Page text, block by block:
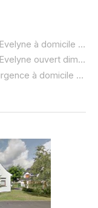
Médecin cabinet du Docteur Delaunay Evelyne à domicile :
Médecin cabinet du Docteur Delaunay Evelyne ouvert dimanche :
cabinet du Docteur Delaunay Evelyne urgence à domicile ou SOS médecin :